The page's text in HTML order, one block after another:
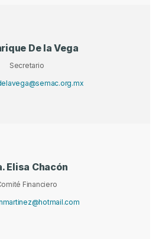
De la Vega
Secretario
Elisa Chacón
Financiero